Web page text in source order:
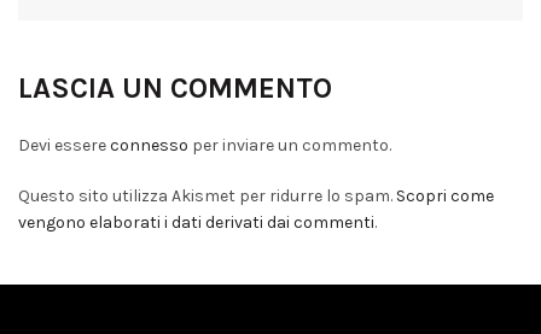
LASCIA UN COMMENTO
Devi essereconnesso per inviare un commento.
Questo sito utilizza Akismet per ridurre lo spam. Scopri come
vengono elaborati i dati derivati dai commenti.